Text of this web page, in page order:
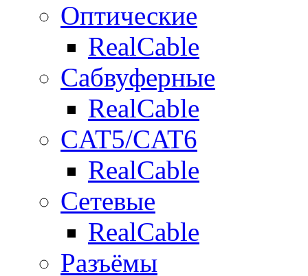
Оптические
RealCable
Сабвуферные
RealCable
CAT5/CAT6
RealCable
Сетевые
RealCable
Разъёмы